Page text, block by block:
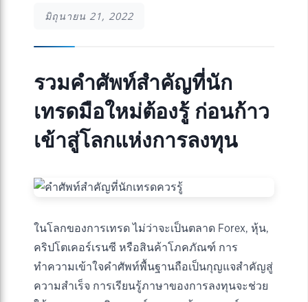
มิถุนายน 21, 2022
รวมคำศัพท์สำคัญที่นัก
เทรดมือใหม่ต้องรู้ ก่อนก้าว
เข้าสู่โลกแห่งการลงทุน
ในโลกของการเทรด ไม่ว่าจะเป็นตลาด Forex, หุ้น,
คริปโตเคอร์เรนซี หรือสินค้าโภคภัณฑ์ การ
ทำความเข้าใจคำศัพท์พื้นฐานถือเป็นกุญแจสำคัญสู่
ความสำเร็จ การเรียนรู้ภาษาของการลงทุนจะช่วย